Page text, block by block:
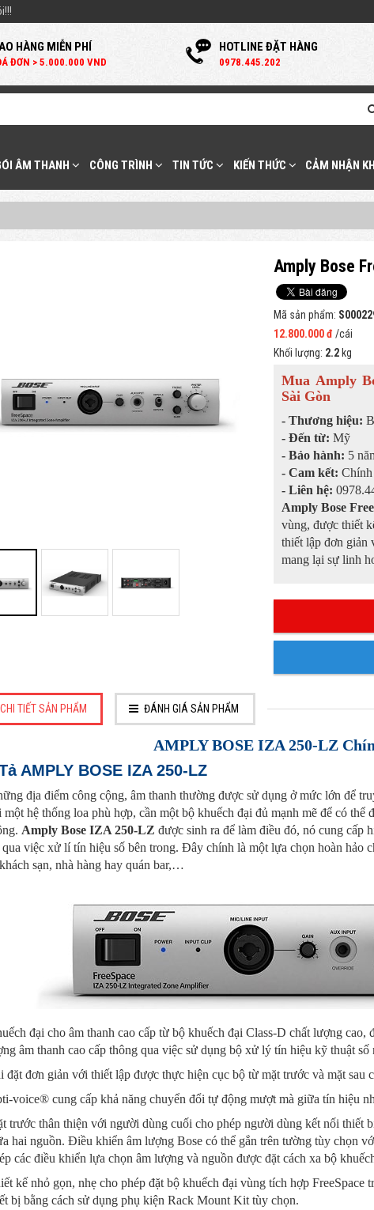
HÀNG MIỄN PHÍ
ĐƠN > 5.000.000 VND
HOTLINE ĐẶT HÀNG
0978.445.202
ÂM THANH CÔNG TRÌNH TIN TỨC KIẾN THỨC CẢM NHẬN
Amply Bose
Mã sản phẩm:
12.800.000 đ /cái
Khối lượng: 2.2 kg
Mua Amply
Sài Gòn
- Thương hiệu:
- Đến từ: Mỹ
- Bảo hành: 5
- Cam kết:
- Liên hệ:
Amply Bose
vùng, được thiết
thiết lập đơn giản
mang lại sự linh
CHI TIẾT SẢN PHẨM ĐÁNH GIÁ SẢN PHẨM
AMPLY BOSE IZA 250-LZ
AMPLY BOSE IZA 250-LZ
địa điểm công cộng, âm thanh thường được sử dụng ở mức lớn để
một hệ thống loa phù hợp, cần một bộ khuếch đại đủ mạnh mẽ để có thể
Amply Bose IZA 250-LZ được sinh ra để làm điều đó, nó cung cấp
việc xử lí tín hiệu số bên trong. Đây chính là một lựa chọn hoàn hảo
sạn, nhà hàng hay quán bar,…
đại cho âm thanh cao cấp từ bộ khuếch đại Class-D chất lượng cao,
âm thanh cao cấp thông qua việc sử dụng bộ xử lý tín hiệu kỹ thuật số
đặt đơn giản với thiết lập được thực hiện cục bộ từ mặt trước và mặt sau
voice® cung cấp khả năng chuyển đổi tự động mượt mà giữa tín hiệu
trước thân thiện với người dùng cuối cho phép người dùng kết nối thiết
hai nguồn. Điều khiển âm lượng Bose có thể gắn trên tường tùy chọn
các điều khiển lựa chọn âm lượng và nguồn được đặt cách xa bộ
kế nhỏ gọn, nhẹ cho phép đặt bộ khuếch đại vùng tích hợp FreeSpace
bị bằng cách sử dụng phụ kiện Rack Mount Kit tùy chọn.